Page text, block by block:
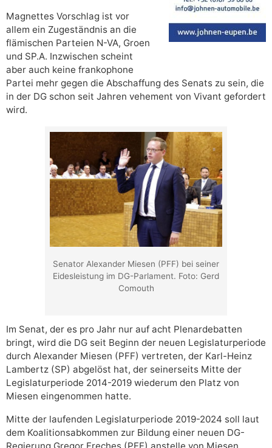
Magnettes Vorschlag ist vor
allem ein Zugeständnis an die
flämischen Parteien N-VA, Groen
und SP.A. Inzwischen scheint
aber auch keine frankophone
Partei mehr gegen die Abschaffung des Senats zu sein, die
in der DG schon seit Jahren vehement von Vivant gefordert
wird.
Senator Alexander Miesen (PFF) bei seiner
Eidesleistung im DG-Parlament. Foto: Gerd
Comouth
Im Senat, der es pro Jahr nur auf acht Plenardebatten
bringt, wird die DG seit Beginn der neuen Legislaturperiode
durch Alexander Miesen (PFF) vertreten, der Karl-Heinz
Lambertz (SP) abgelöst hat, der seinerseits Mitte der
Legislaturperiode 2014-2019 wiederum den Platz von
Miesen eingenommen hatte.
Mitte der laufenden Legislaturperiode 2019-2024 soll laut
dem Koalitionsabkommen zur Bildung einer neuen DG-